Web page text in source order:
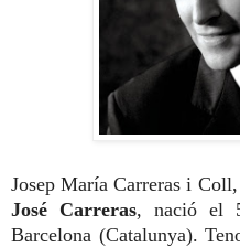
Josep María Carreras i
José Carreras, nació el
Barcelona (Catalunya).